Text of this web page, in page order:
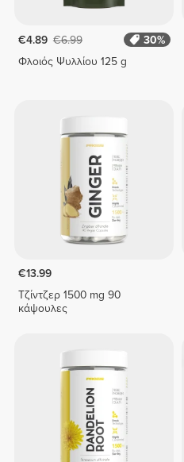
€4.89 €6.99
30%
Φλοιός Ψυλλίου 125 g
€13.99
Τζίντζερ 1500 mg 90
κάψουλες